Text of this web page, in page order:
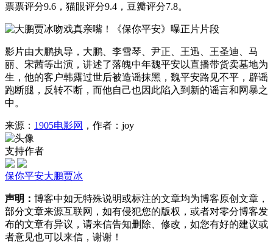
票票评分9.6，猫眼评分9.4，豆瓣评分7.8。
影片由大鹏执导，大鹏、李雪琴、尹正、王迅、王圣迪、马
丽、宋茜等出演，讲述了落魄中年魏平安以直播带货卖墓地为
生，他的客户韩露过世后被造谣抹黑，魏平安路见不平，辟谣
跑断腿，反转不断，而他自己也因此陷入到新的谣言和网暴之
中。
来源： 1905电影网 ，作者：joy
支持作者
保你平安大鹏贾冰
声明： 博客中如无特殊说明或标注的文章均为博客原创文章，
部分文章来源互联网，如有侵犯您的版权，或者对零分博客发
布的文章有异议，请来信告知删除、修改，如您有好的建议或
者意见也可以来信，谢谢！